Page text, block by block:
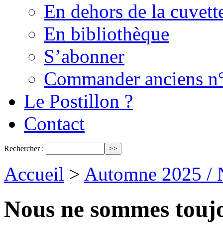
En dehors de la
En bibliothèque
S’abonner
Commander anciens
Le Postillon ?
Contact
Rechercher :
Accueil > Automne 2025 /
Nous ne sommes